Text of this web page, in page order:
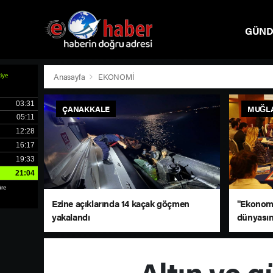
Anasayfa EKONOMİ
ÇANAKKALE
Ezine açıklarında 14 kaçak göçmen
yakalandı